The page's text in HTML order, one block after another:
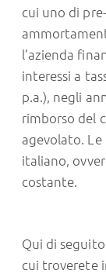
cui uno di
l’azienda
interessi a
p.a.), negli
rimborso del
agevolato.
italiano,
costante.
Qui di
cui troverete